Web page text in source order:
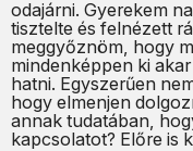
odajárni. Gyerekem
tisztelte és felnézett
meggyőznöm, hogy
mindenképpen ki
hatni. Egyszerűen
hogy elmenjen
annak tudatában,
kapcsolatot? Előre is